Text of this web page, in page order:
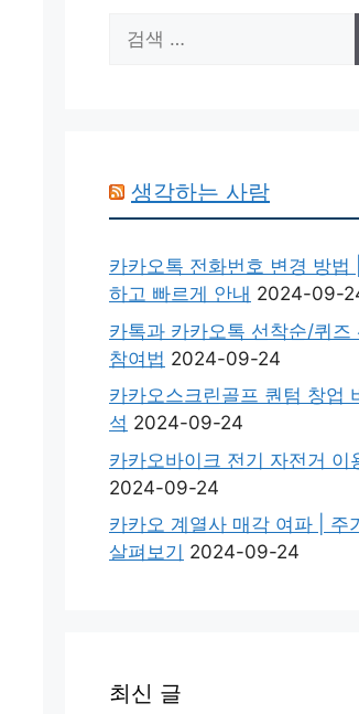
색:
생각하는 사람
카카오톡 전화번호 변경 방법
하고 빠르게 안내 2024-09-
카톡과 카카오톡 선착순/퀴즈
참여법 2024-09-24
카카오스크린골프 퀀텀 창업
석 2024-09-24
카카오바이크 전기 자전거 이
2024-09-24
카카오 계열사 매각 여파 | 주
살펴보기 2024-09-24
최신 글